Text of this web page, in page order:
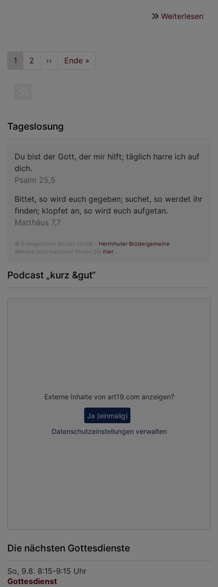
Weiterlesen
Seitennummerierung
Aktuelle
1 Seite
2
Nächste
››
Last
Ende »
Tageslosung
Du bist der Gott, der mir hilft; täglich harre ich auf
dich.
Psalm 25,5
Bittet, so wird euch gegeben; suchet, so werdet ihr
finden; klopfet an, so wird euch aufgetan.
Matthäus 7,7
© Evangelische Brüder-Unität – Herrnhuter Brüdergemeine
Weitere Informationen finden Sie hier .
Podcast „kurz &gut“
Externe Inhalte von art19.com anzeigen?
Ja (einmalig)
Datenschutzeinstellungen verwalten
Die nächsten Gottesdienste
So, 9.8. 8:15-9:15 Uhr
Gottesdienst